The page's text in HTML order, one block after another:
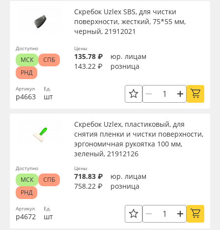
Артикул
р4663
Скребок Uzlex SBS, для чистки
поверхности, жесткий, 75*55 мм,
черный, 21912021
Ед.
шт
Цены
135.78 ₽
юр. лицам
143.22 ₽
розница
Доступно
МСК
СПБ
РНД
Артикул
р4672
Скребок Uzlex, пластиковый, для
снятия пленки и чистки поверхности,
эргономичная рукоятка 100 мм,
зеленый, 21912126
Ед.
шт
Цены
718.83 ₽
юр. лицам
758.22 ₽
розница
Доступно
МСК
СПБ
РНД